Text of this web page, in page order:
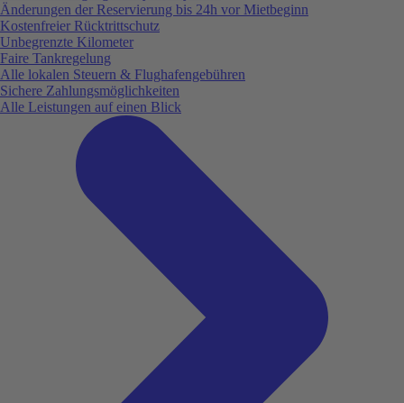
Änderungen der Reservierung bis 24h vor Mietbeginn
Kostenfreier Rücktrittschutz
Unbegrenzte Kilometer
Faire Tankregelung
Alle lokalen Steuern & Flughafengebühren
Sichere Zahlungsmöglichkeiten
Alle Leistungen auf einen Blick